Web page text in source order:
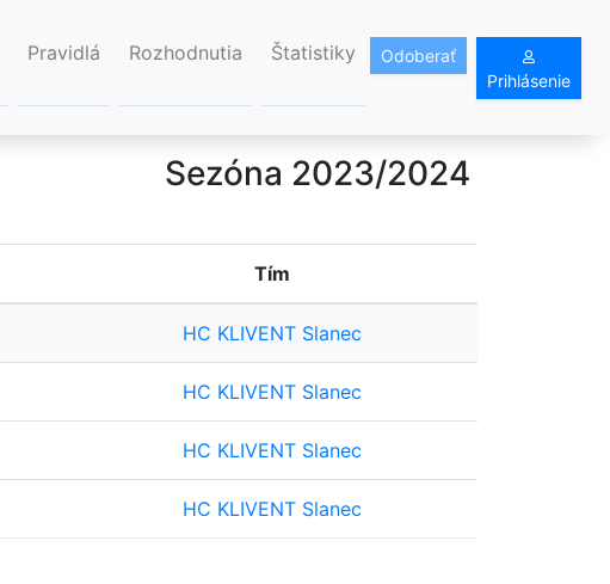
Pravidlá Rozhodnutia Štatistiky
Odoberať
Prihlásenie
Sezóna 2023/2024
Tím
HC KLIVENT Slanec
HC KLIVENT Slanec
HC KLIVENT Slanec
HC KLIVENT Slanec